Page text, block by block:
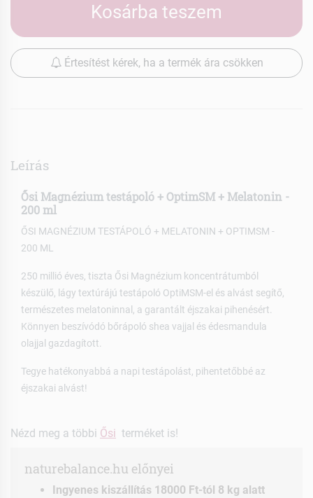
Kosárba teszem
Értesítést kérek, ha a termék ára csökken
Leírás
Ősi Magnézium testápoló + OptimSM + Melatonin -
200 ml
ŐSI MAGNÉZIUM TESTÁPOLÓ + MELATONIN + OPTIMSM -
200 ML
250 millió éves, tiszta Ősi Magnézium koncentrátumból
készülő, lágy textúrájú testápoló OptiMSM-el és alvást segítő,
természetes melatoninnal, a garantált éjszakai pihenésért.
Könnyen beszívódó bőrápoló shea vajjal és édesmandula
olajjal gazdagított.
Tegye hatékonyabbá a napi testápolást, pihentetőbbé az
éjszakai alvást!
Nézd meg a többi Ősi terméket is!
naturebalance.hu előnyei
Ingyenes kiszállítás 18000 Ft-tól 8 kg alatt